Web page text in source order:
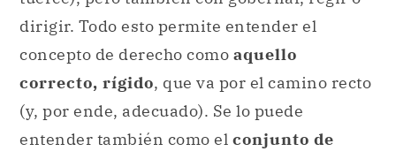
dirigir. Todo esto permite entender el
concepto de derecho como aquello
correcto, rígido, que va por el camino recto
(y, por ende, adecuado). Se lo puede
entender también como el conjunto de